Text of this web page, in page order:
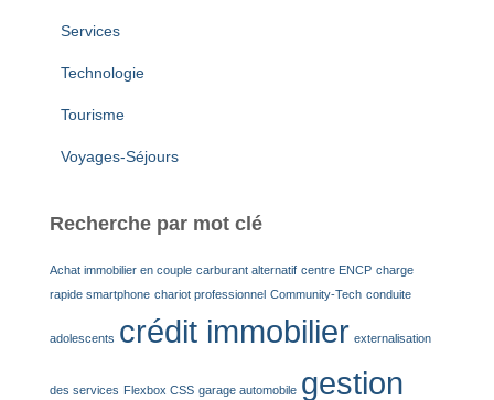
Services
Technologie
Tourisme
Voyages-Séjours
Recherche par mot clé
Achat immobilier en couple carburant alternatif centre ENCP charge
rapide smartphone chariot professionnel Community-Tech conduite
adolescents crédit immobilier externalisation
des services Flexbox CSS garage automobile gestion